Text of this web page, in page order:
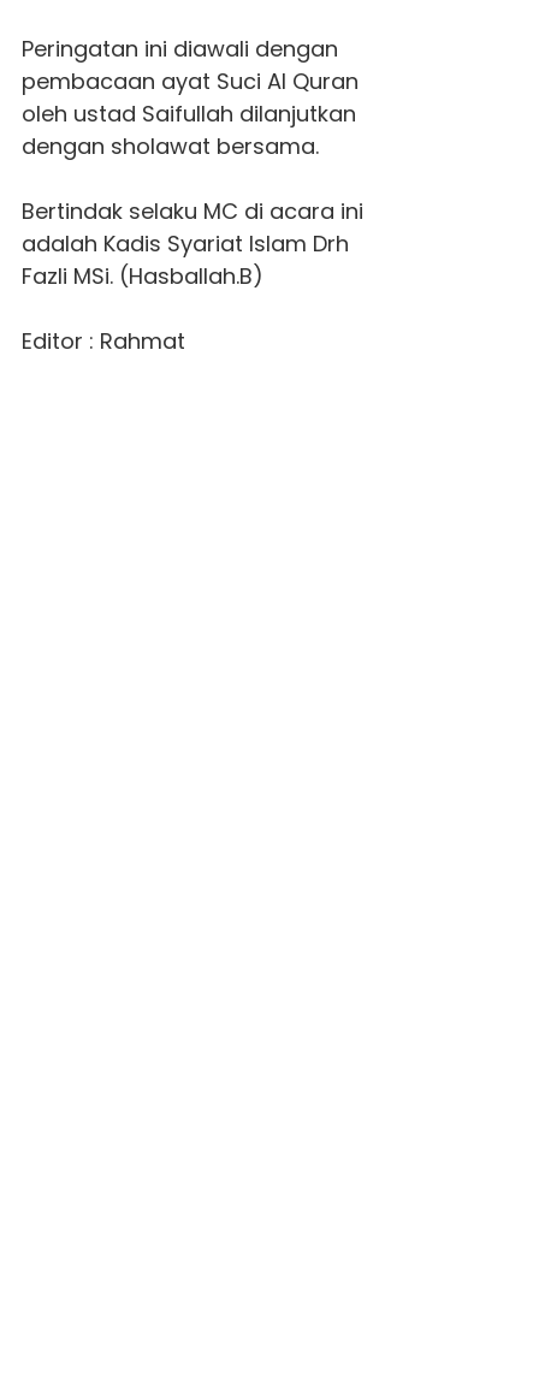
Peringatan ini diawali dengan
pembacaan ayat Suci Al Quran
oleh ustad Saifullah dilanjutkan
dengan sholawat bersama.
Bertindak selaku MC di acara ini
adalah Kadis Syariat Islam Drh
Fazli MSi. (Hasballah.B)
Editor : Rahmat